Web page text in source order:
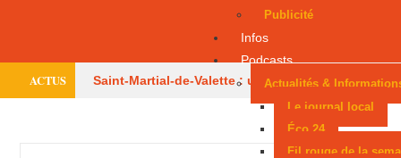
Publicité
Infos
Podcasts
Actualités &
Le journal local
Éco 24
Fil rouge de la
ACTUS Saint-Martial-de-Valette : un adolescent évacué
Périgueux donne la parole